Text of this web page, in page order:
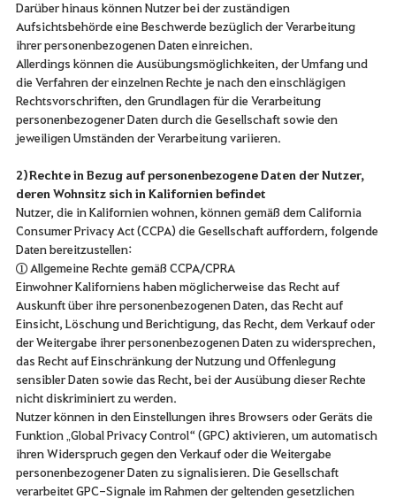
Darüber hinaus können Nutzer bei der zuständigen
Aufsichtsbehörde eine Beschwerde bezüglich der Verarbeitung
ihrer personenbezogenen Daten einreichen.
Allerdings können die Ausübungsmöglichkeiten, der Umfang und
die Verfahren der einzelnen Rechte je nach den einschlägigen
Rechtsvorschriften, den Grundlagen für die Verarbeitung
personenbezogener Daten durch die Gesellschaft sowie den
jeweiligen Umständen der Verarbeitung variieren.
2) Rechte in Bezug auf personenbezogene Daten der Nutzer,
deren Wohnsitz sich in Kalifornien befindet
Nutzer, die in Kalifornien wohnen, können gemäß dem California
Consumer Privacy Act (CCPA) die Gesellschaft auffordern, folgende
Daten bereitzustellen:
① Allgemeine Rechte gemäß CCPA/CPRA
Einwohner Kaliforniens haben möglicherweise das Recht auf
Auskunft über ihre personenbezogenen Daten, das Recht auf
Einsicht, Löschung und Berichtigung, das Recht, dem Verkauf oder
der Weitergabe ihrer personenbezogenen Daten zu widersprechen,
das Recht auf Einschränkung der Nutzung und Offenlegung
sensibler Daten sowie das Recht, bei der Ausübung dieser Rechte
nicht diskriminiert zu werden.
Nutzer können in den Einstellungen ihres Browsers oder Geräts die
Funktion „Global Privacy Control“ (GPC) aktivieren, um automatisch
ihren Widerspruch gegen den Verkauf oder die Weitergabe
personenbezogener Daten zu signalisieren. Die Gesellschaft
verarbeitet GPC-Signale im Rahmen der geltenden gesetzlichen